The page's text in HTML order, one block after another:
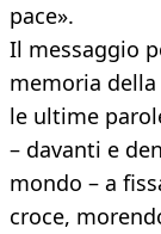
pace».
Il messaggio
memoria della
le ultime
– davanti e
mondo – a
croce,